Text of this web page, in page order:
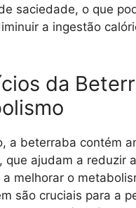
saciedade, o que
a ingestão
da
a beterraba contém
que ajudam a reduzir
a melhorar o
são cruciais para a